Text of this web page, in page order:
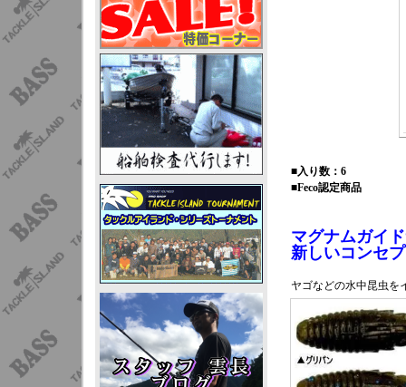
■入り数：6
■Feco認定商品
マグナムガイ
新しいコンセ
ヤゴなどの水中昆虫を